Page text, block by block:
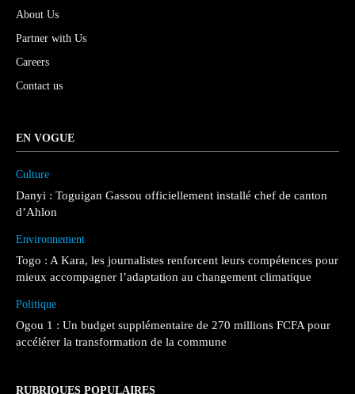
About Us
Partner with Us
Careers
Contact us
EN VOGUE
Culture
Danyi : Toguigan Gassou officiellement installé chef de canton
d’Ahlon
Environnement
Togo : A Kara, les journalistes renforcent leurs compétences pour
mieux accompagner l’adaptation au changement climatique
Politique
Ogou 1 : Un budget supplémentaire de 270 millions FCFA pour
accélérer la transformation de la commune
RUBRIQUES POPULAIRES